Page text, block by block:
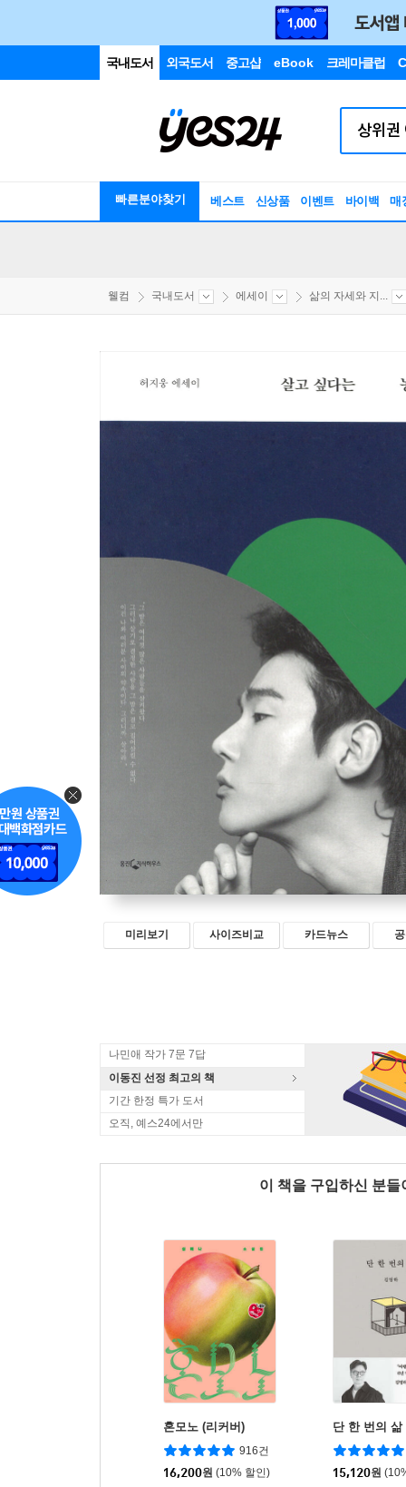
국내도서 외국도서 중고샵 eBook 크레마클럽
빠른분야찾기 베스트 신상품 이벤트 바이백 매
웰컴 국내도서 에세이 삶의 자세와 지...
미리보기 사이즈비교 카드뉴스
나민애 작가 7문 7답
이동진 선정 최고의 책
기간 한정 특가 도서
오직, 예스24에서만
이 책을 구입하신 분
혼모노 (리커버)
916건
16,200원 (10% 할인)
단 한 번의 삶
15,120원